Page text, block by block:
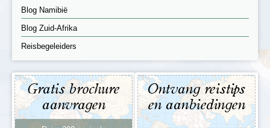
Blog Namibië
Blog Zuid-Afrika
Reisbegeleiders
Gratis brochure
aanvragen
Ontvang reistips
en aanbiedingen